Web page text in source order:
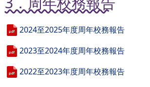
2024至2025年度周年校務報告
2023至2024年度周年校務報告
2022至2023年度周年校務報告